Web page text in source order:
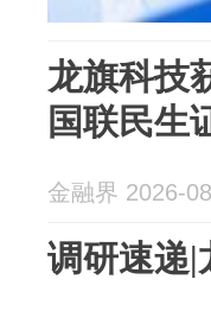
龙旗科技
国联民生
金融界 2026-
调研速递